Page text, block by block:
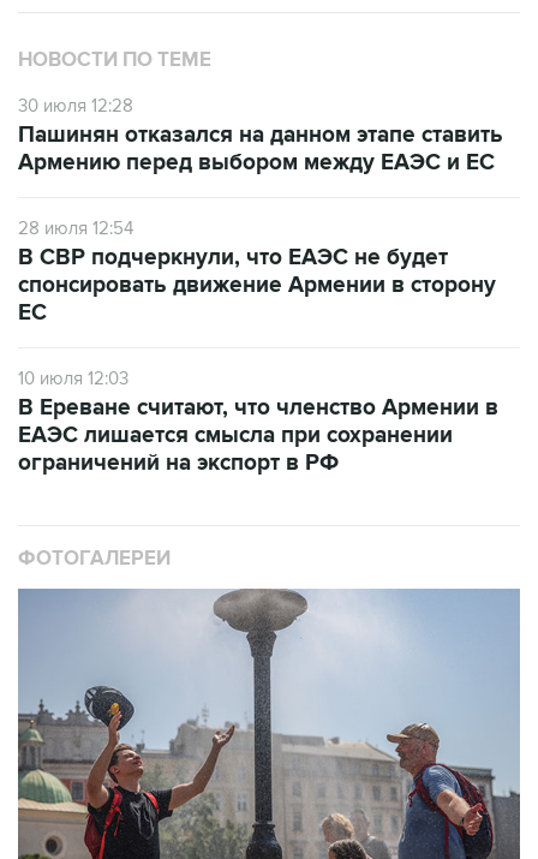
НОВОСТИ ПО ТЕМЕ
30 июля 12:28
Пашинян отказался на данном этапе ставить
Армению перед выбором между ЕАЭС и ЕС
28 июля 12:54
В СВР подчеркнули, что ЕАЭС не будет
спонсировать движение Армении в сторону
ЕС
10 июля 12:03
В Ереване считают, что членство Армении в
ЕАЭС лишается смысла при сохранении
ограничений на экспорт в РФ
ФОТОГАЛЕРЕИ